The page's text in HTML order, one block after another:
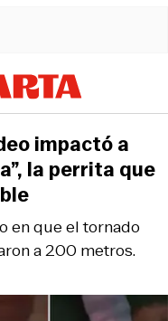
en que el tornado
a 200 metros.
impactó a
la perrita que